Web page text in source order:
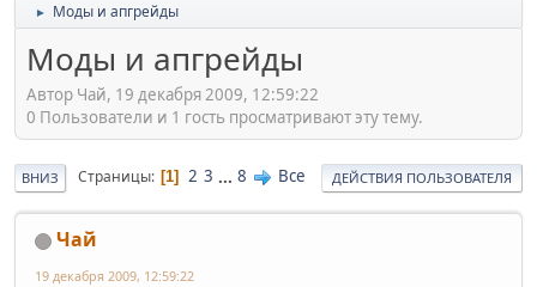
► Моды и апгрейды
Моды и апгрейды
Автор Чай, 19 декабря 2009, 12:59:22
0 Пользователи и 1 гость просматривают эту тему.
ВНИЗ Страницы 1 2 3 ... 8 Все ДЕЙСТВИЯ ПОЛЬЗОВАТЕЛЯ
Чай
19 декабря 2009, 12:59:22